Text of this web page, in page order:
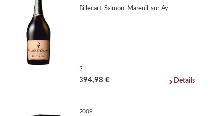
Billecart-Salmon, Mareuil-sur Ay
3 l
394,98 € Details
2009